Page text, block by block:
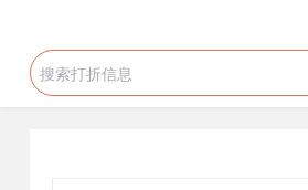
过
内